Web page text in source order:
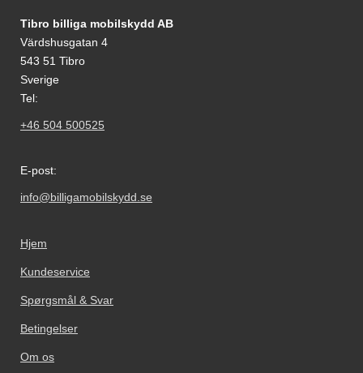
Fodnoter Blandede oplysninger og links
Tibro billiga mobilskydd AB
Värdshusgatan 4
543 51 Tibro
Sverige
Tel:
+46 504 500525
E-post:
info@billigamobilskydd.se
Hjem
Kundeservice
Spørgsmål & Svar
Betingelser
Om os